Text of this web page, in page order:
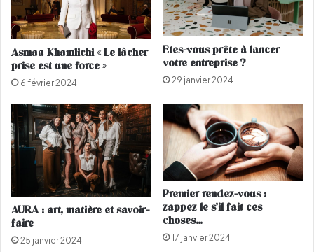
a
r
r
a
k
e
h
u
x
v
e
n
e
u
r
s
d
e
j
u
s
d
Asmaa Khamlichi « Le lâcher
prise est une force »
6 février 2024
Etes-vous prête à lancer
votre entreprise ?
29 janvier 2024
AURA : art, matière et savoir-
faire
25 janvier 2024
Premier rendez-vous :
zappez le s’il fait ces
choses…
17 janvier 2024